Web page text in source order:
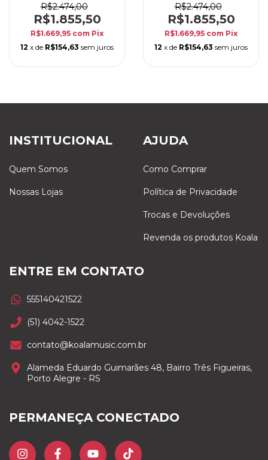
Vinil cor Natural
R$2.474,00
R$1.855,50
R$1.669,95 com Pix
12 x de R$154,63 sem juros
Vinil Branco
R$2.474,00
R$1.855,50
R$1.669,95 com Pix
12 x de R$154,63 sem juros
INSTITUCIONAL
Quem Somos
Nossas Lojas
AJUDA
Como Comprar
Política de Privacidade
Trocas e Devoluções
Revenda os produtos Koala
ENTRE EM CONTATO
555140421522
(51) 4042-1522
contato@koalamusic.com.br
Alameda Eduardo Guimarães 48, Bairro Três Figueiras,
Porto Alegre - RS
PERMANEÇA CONECTADO